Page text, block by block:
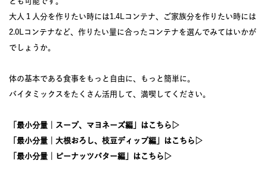
大人１人分を作りたい時には1.4Lコンテナ、ご家族分を作りたい時には
2.0Lコンテナなど、作りたい量に合ったコンテナを選んでみてはいかが
でしょうか。
体の基本である食事をもっと自由に、もっと簡単に。
バイタミックスをたくさん活用して、満喫してください。
「最小分量｜スープ、マヨネーズ編」はこちら▷
「最小分量｜大根おろし、枝豆ディップ編」はこちら▷
「最小分量｜ピーナッツバター編」はこちら▷